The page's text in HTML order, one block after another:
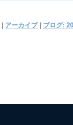
アーカイブ| ブログ: